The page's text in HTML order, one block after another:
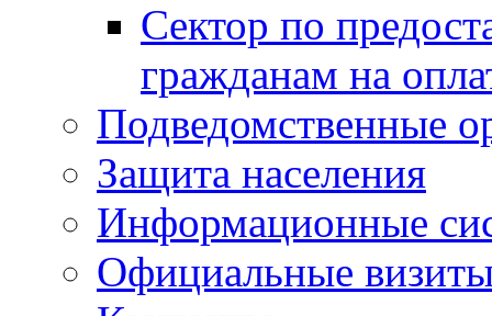
Сектор по
гражданам на
Подведомственные
Защита населения
Информационные
Официальные